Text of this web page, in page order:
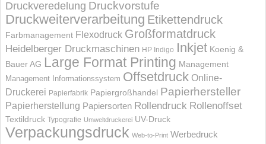
Druckveredelung Druckvorstufe
Druckweiterverarbeitung Etikettendruck
Farbmanagement Flexodruck Großformatdruck
Heidelberger Druckmaschinen HP Indigo Inkjet Koenig &
Bauer AG Large Format Printing Management
Management Informations­system Offsetdruck Online-
Druckerei Papierfabrik Papiergroßhandel Papierhersteller
Papierherstellung Papiersorten Rollendruck Rollenoffset
Textildruck Typografie Umweltdruckerei UV-Druck
Verpackungsdruck Web-to-Print Werbedruck